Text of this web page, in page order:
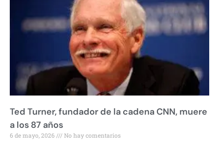
Ted Turner, fundador de la cadena CNN, muere
a los 87 años
6 de mayo, 2026 No hay comentarios